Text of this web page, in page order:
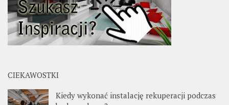
CIEKAWOSTKI
Kiedy wykonać instalację rekuperacji podczas